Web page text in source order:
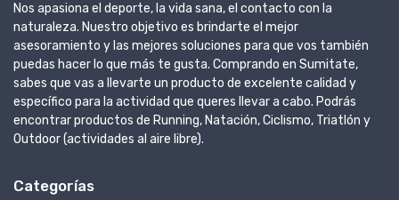
Nos apasiona el deporte, la vida sana, el contacto con la
naturaleza. Nuestro objetivo es brindarte el mejor
asesoramiento y las mejores soluciones para que vos también
puedas hacer lo que más te gusta. Comprando en Sumitate,
sabes que vas a llevarte un producto de excelente calidad y
específico para la actividad que queres llevar a cabo. Podrás
encontrar productos de Running, Natación, Ciclismo, Triatlón y
Outdoor (actividades al aire libre).
Categorías